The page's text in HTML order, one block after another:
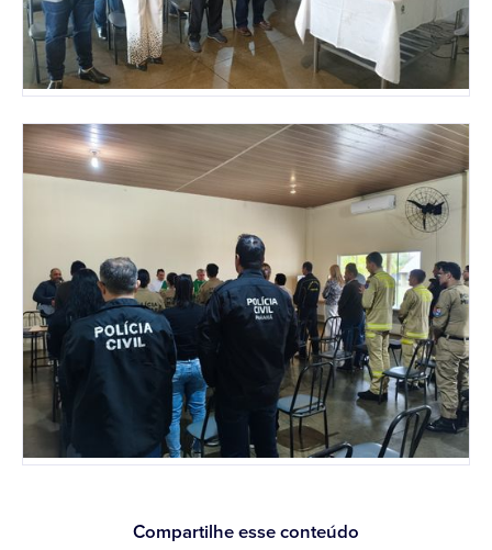
Compartilhe esse conteúdo